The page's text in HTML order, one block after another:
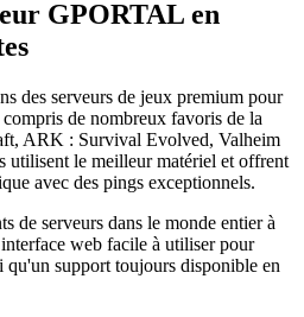
GPORTAL en
des serveurs de jeux premium pour
de nombreux favoris de la
ARK : Survival Evolved, Valheim
utilisent le meilleur matériel et offrent
avec des pings exceptionnels.
de serveurs dans le monde entier à
web facile à utiliser pour
support toujours disponible en